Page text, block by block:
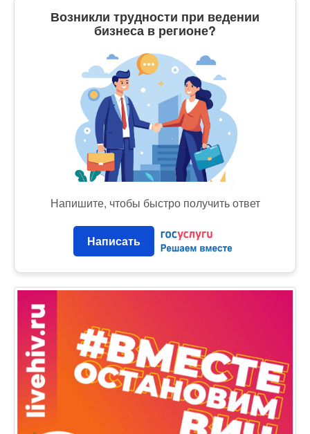
Возникли трудности при ведении
бизнеса в регионе?
Напишите, чтобы быстро получить ответ
Написать